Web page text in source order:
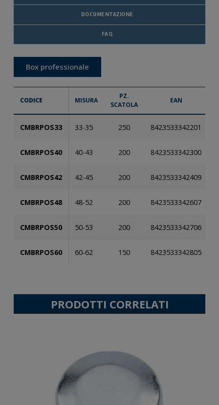
DOCUMENTAZIONE
FAQ
Box professionale
CODICE MISURA
PZ.
SCATOLA
EAN
CMBRPOS33 33-35 250 8423533342201
CMBRPOS40 40-43 200 8423533342300
CMBRPOS42 42-45 200 8423533342409
CMBRPOS48 48-52 200 8423533342607
CMBRPOS50 50-53 200 8423533342706
CMBRPOS60 60-62 150 8423533342805
PRODOTTI CORRELATI